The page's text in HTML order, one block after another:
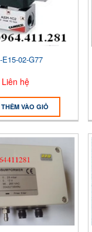
E15-02-G77
Liên hệ
THÊM VÀO GIỎ